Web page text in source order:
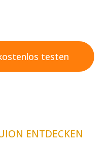
testen
ENTDECKEN